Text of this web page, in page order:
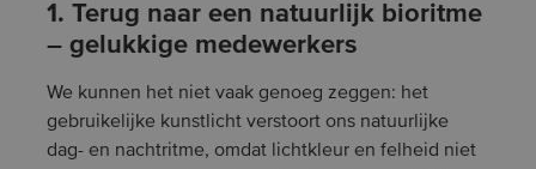
1. Terug naar een natuurlijk bioritme
– gelukkige medewerkers
We kunnen het niet vaak genoeg zeggen: het
gebruikelijke kunstlicht verstoort ons natuurlijke
dag- en nachtritme, omdat lichtkleur en felheid niet